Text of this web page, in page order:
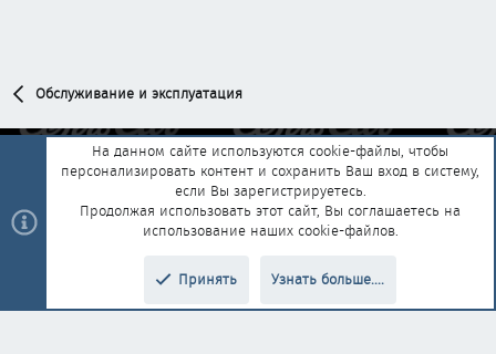
Обслуживание и эксплуатация
Обратная связь
Условия и правила
Политика конфиденциальности
Помощь Главная
R
add-ons by ThemeHouse Перевод от Jumuro®
На данном сайте используются cookie-файлы, чтобы
персонализировать контент и сохранить Ваш вход в систему,
если Вы зарегистрируетесь.
Продолжая использовать этот сайт, Вы соглашаетесь на
использование наших cookie-файлов.
Принять Узнать больше....